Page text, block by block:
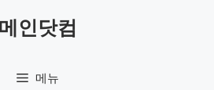
메인닷컴
메뉴